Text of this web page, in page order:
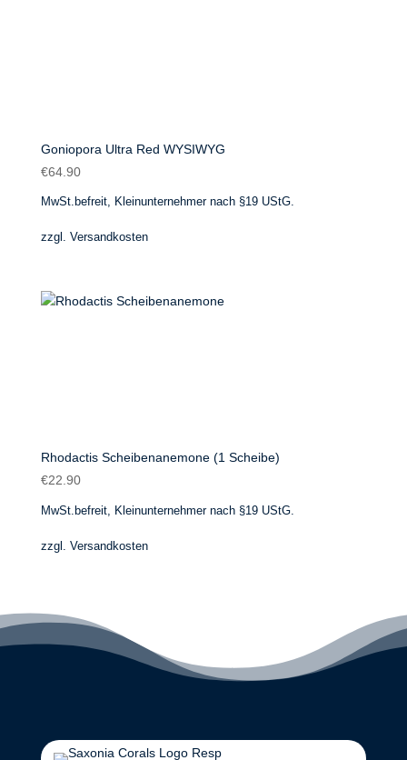
Goniopora Ultra Red WYSIWYG
€64.90
MwSt.befreit, Kleinunternehmer nach §19 UStG.
zzgl. Versandkosten
Rhodactis Scheibenanemone (1 Scheibe)
€22.90
MwSt.befreit, Kleinunternehmer nach §19 UStG.
zzgl. Versandkosten